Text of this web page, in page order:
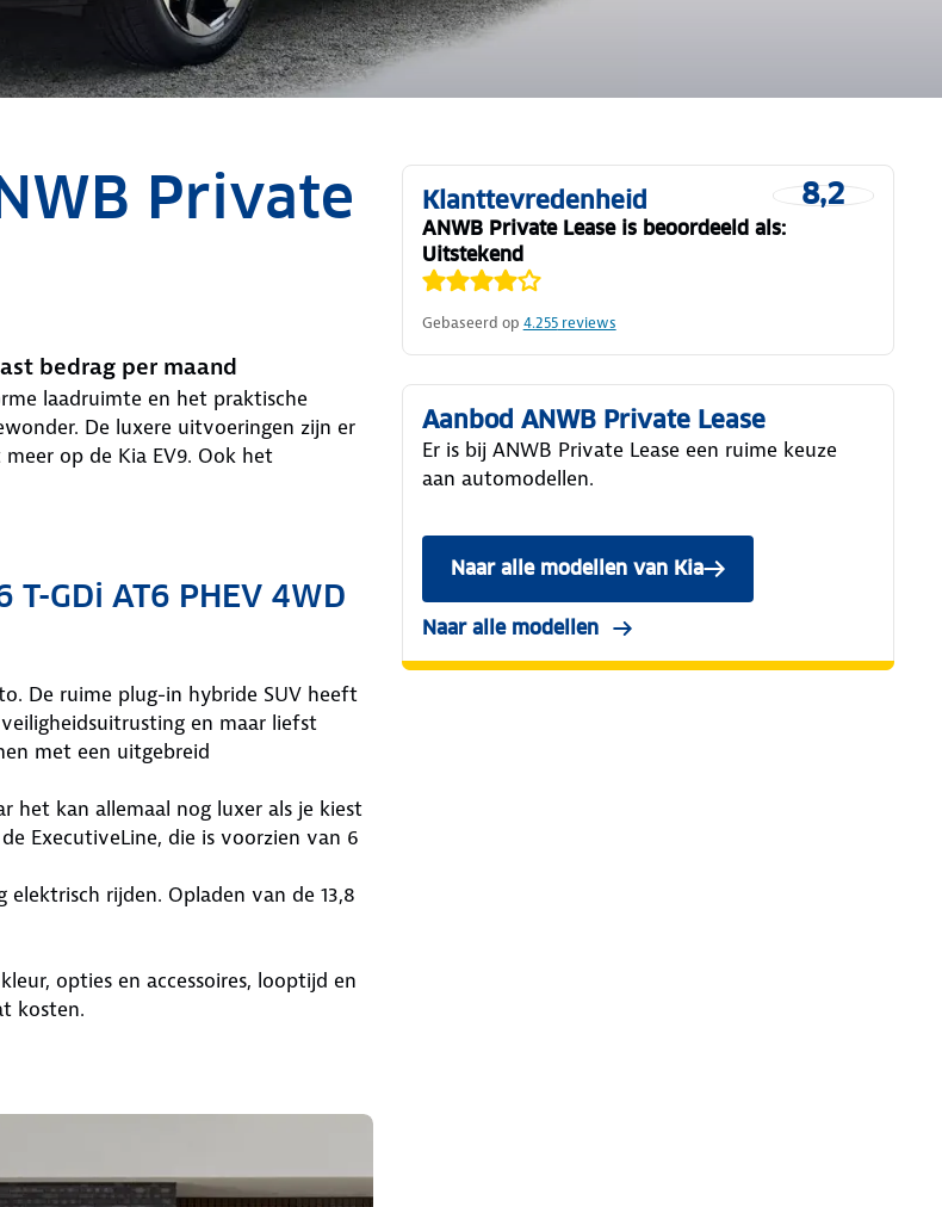
Private
bedrag per maand
laadruimte en het praktische
De luxere uitvoeringen zijn er
op de Kia EV9. Ook het
GDi AT6 PHEV 4WD
De ruime plug-in hybride SUV heeft
en maar liefst
met een uitgebreid
het kan allemaal nog luxer als je kiest
ExecutiveLine, die is voorzien van 6
rijden. Opladen van de 13,8
opties en accessoires, looptijd en
kosten.
8,2
Klanttevredenheid
ANWB Private Lease is beoordeeld als:
Uitstekend
Gebaseerd op 4.255reviews
Aanbod ANWB Private Lease
Er is bij ANWB Private Lease een ruime keuze
aan automodellen.
Naar alle modellen van Kia
Naar alle modellen